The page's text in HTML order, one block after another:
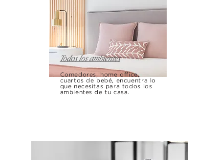
Todos los ambientes
Comedores, home office,
cuartos de bebé, encuentra lo
que necesitas para todos los
ambientes de tu casa.